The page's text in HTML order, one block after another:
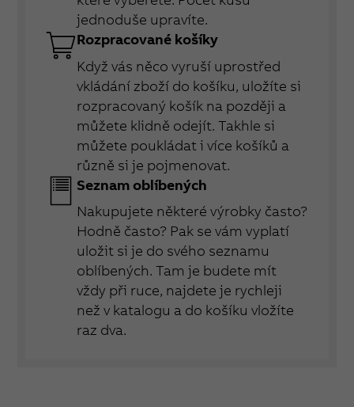
jednoduše upravíte.
Rozpracované košíky
Když vás něco vyruší uprostřed
vkládání zboží do košíku, uložíte si
rozpracovaný košík na později a
můžete klidně odejít. Takhle si
můžete poukládat i více košíků a
různě si je pojmenovat.
Seznam oblíbených
Nakupujete některé výrobky často?
Hodně často? Pak se vám vyplatí
uložit si je do svého seznamu
oblíbených. Tam je budete mít
vždy při ruce, najdete je rychleji
než v katalogu a do košíku vložíte
raz dva.